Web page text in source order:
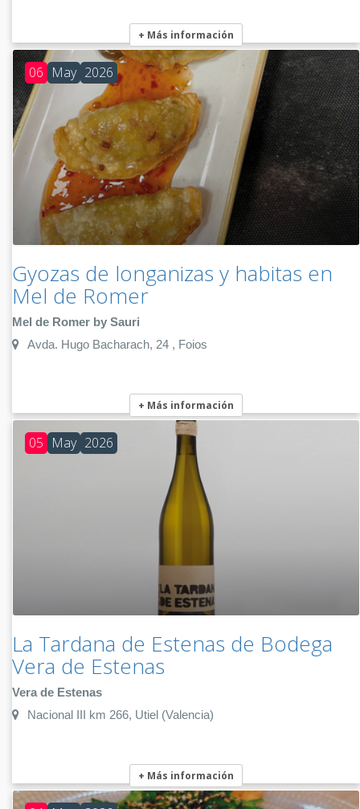
+ Más información
06 May 2026
Gyozas de longanizas y habitas en
Mel de Romer
Mel de Romer by Sauri
Avda. Hugo Bacharach, 24 , Foios
+ Más información
05 May 2026
La Tardana de Estenas de Bodega
Vera de Estenas
Vera de Estenas
Nacional III km 266, Utiel (Valencia)
+ Más información